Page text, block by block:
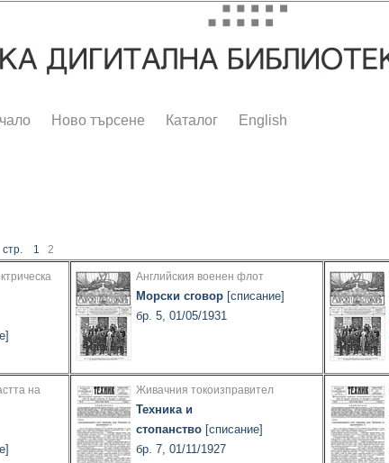
Ново търсене Каталог English
стр. 1 2
Английския военен флот
Морски сговор [списание]
бр. 5, 01/05/1931
на
Живачния токоизправител
Техника и
стопанство [списание]
бр. 7, 01/11/1927